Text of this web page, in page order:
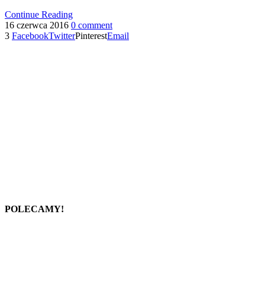
Continue Reading
16 czerwca 2016 0 comment
3 FacebookTwitterPinterestEmail
POLECAMY!